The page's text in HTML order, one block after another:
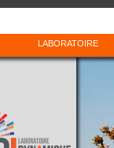
LABORATOIRE